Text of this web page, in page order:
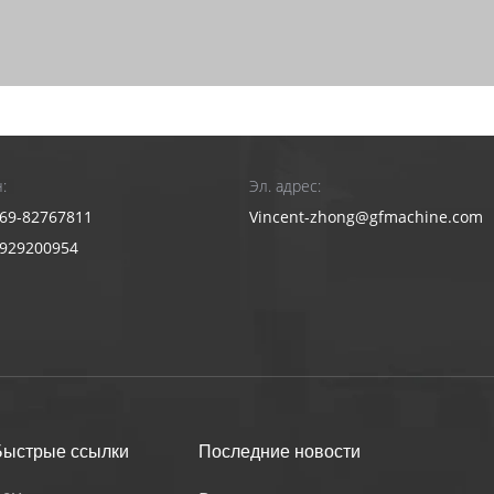
82767811
Эл. адрес:
Vincent-zhong@gfmachine.com
ссылки Последние новости